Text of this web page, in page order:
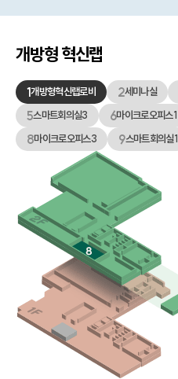
개방형 혁신랩
1개방형혁신랩로비 2세미나실
5스마트회의실3 6마이크로오피스1
8마이크로오피스3 9스마트회의실1